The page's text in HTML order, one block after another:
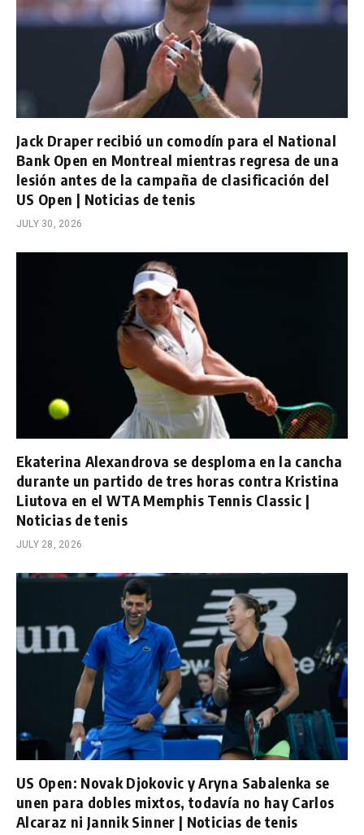
Jack Draper recibió un comodín para el National
Bank Open en Montreal mientras regresa de una
lesión antes de la campaña de clasificación del
US Open | Noticias de tenis
JULY 30, 2026
Ekaterina Alexandrova se desploma en la cancha
durante un partido de tres horas contra Kristina
Liutova en el WTA Memphis Tennis Classic |
Noticias de tenis
JULY 28, 2026
US Open: Novak Djokovic y Aryna Sabalenka se
unen para dobles mixtos, todavía no hay Carlos
Alcaraz ni Jannik Sinner | Noticias de tenis